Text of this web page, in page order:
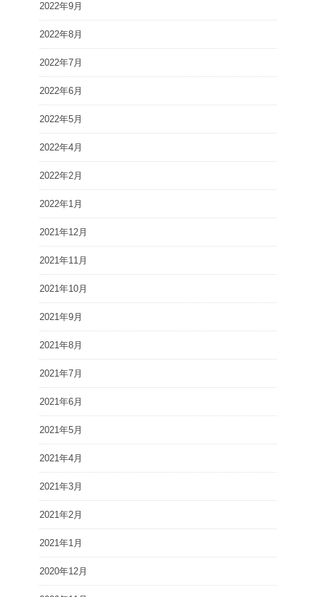
2022年9月
2022年8月
2022年7月
2022年6月
2022年5月
2022年4月
2022年2月
2022年1月
2021年12月
2021年11月
2021年10月
2021年9月
2021年8月
2021年7月
2021年6月
2021年5月
2021年4月
2021年3月
2021年2月
2021年1月
2020年12月